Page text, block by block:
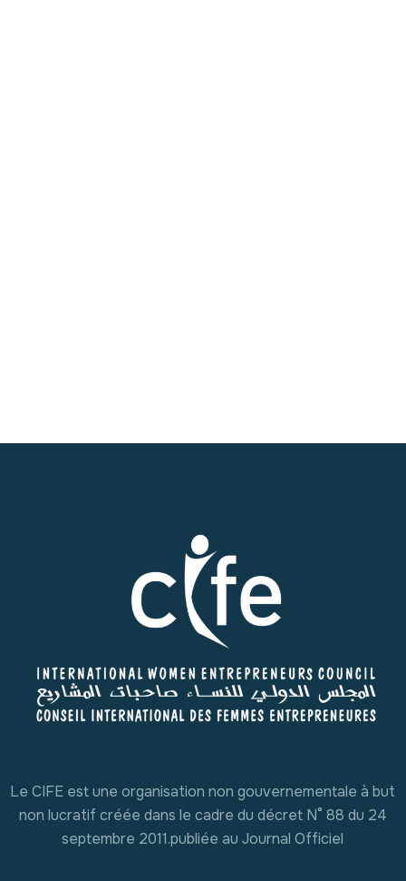
Le CIFE est une organisation non gouvernementale à but
non lucratif créée dans le cadre du décret N° 88 du 24
septembre 2011.publiée au Journal Officiel